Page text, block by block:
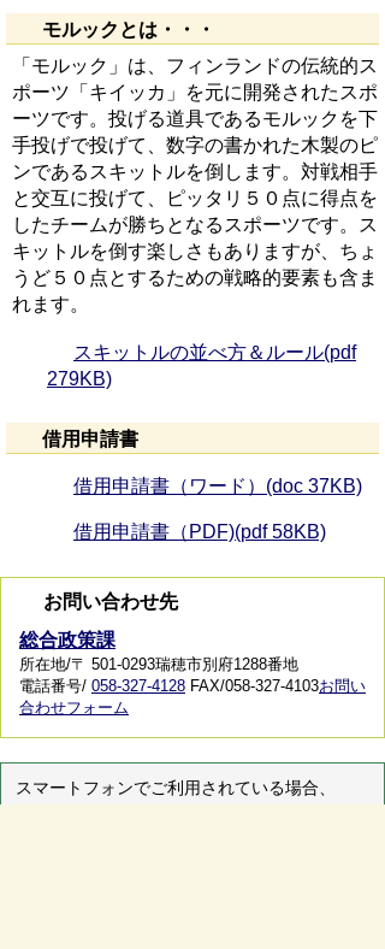
モルックとは・・・
「モルック」は、フィンランドの伝統的ス
ポーツ「キイッカ」を元に開発されたスポ
ーツです。投げる道具であるモルックを下
手投げで投げて、数字の書かれた木製のピ
ンであるスキットルを倒します。対戦相手
と交互に投げて、ピッタリ５０点に得点を
したチームが勝ちとなるスポーツです。ス
キットルを倒す楽しさもありますが、ちょ
うど５０点とするための戦略的要素も含ま
れます。
スキットルの並べ方＆ルール(pdf
279KB)
借用申請書
借用申請書（ワード）(doc 37KB)
借用申請書（PDF)(pdf 58KB)
お問い合わせ先
総合政策課
所在地/〒 501-0293瑞穂市別府1288番地
電話番号/ 058-327-4128 FAX/058-327-4103お問い
合わせフォーム
スマートフォンでご利用されている場合、